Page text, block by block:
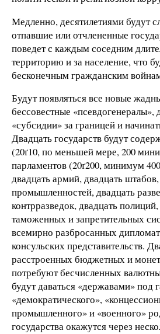
Медленно, десятилетиями будут
отпавшие или отчлененные
поведет с каждым соседним
территорию и за население, что
бесконечным гражданским
Будут появляться все новые
бессовестные «псевдогенералы»,
«субсидии» за границей и
Двадцать государств будут
(20ґ10, по меньшей мере, 200
парламентов (20ґ200, минимум
двадцать армий, двадцать
промышленностей, двадцать
контрразведок, двадцать
таможенных и запретительных
всемирно разбросанных
консульских представительств.
расстроенных бюджетных и
потребуют бесчисленных
будут даваться «державами» под
«демократического»,
промышленного» и «военного»
государства окажутся через